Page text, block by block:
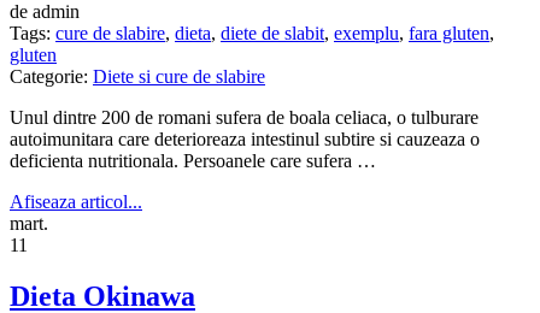
de admin
Tags: cure de slabire, dieta, diete de slabit, exemplu, fara gluten,
gluten
Categorie: Diete si cure de slabire
Unul dintre 200 de romani sufera de boala celiaca, o tulburare
autoimunitara care deterioreaza intestinul subtire si cauzeaza o
deficienta nutritionala. Persoanele care sufera …
Afiseaza articol...
mart.
11
Dieta Okinawa